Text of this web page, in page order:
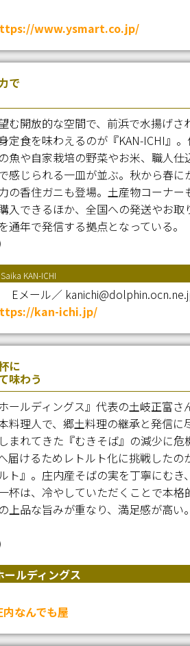
www.ysmart.co.jp/
で
む開放的な空間で、前浜で水揚げさ
定食を味わえるのが『KAN-ICHI』
魚や自家栽培の野菜やお米、職人仕
感じられる一皿が並ぶ。秋から春に
の香住ガニも登場。土産物コーナー
入できるほか、全国への発送やお取
通年で発信する拠点となっている。
KAN-ICHI
Eメール／
kan-ichi.jp/
に
味わう
ールディングス』代表の土岐正富さ
料理人で、郷土料理の継承と発信に
まれてきた『むきそば』の減少に危
届けるためレトルト化に挑戦したの
ト』。庄内産そばの実を丁寧にむき
杯は、冷やしていただくことで本格
上品な旨みが重なり、満足感が高い
ルディングス
内なんでも屋